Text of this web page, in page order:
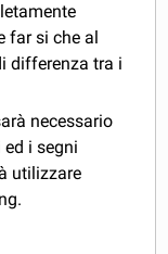
far si che al
differenza tra i
necessario
i segni
utilizzare